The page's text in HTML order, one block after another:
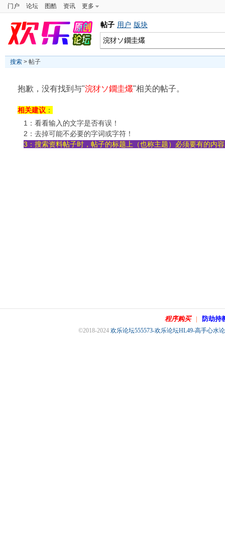
门户 论坛 图酷 资讯 更多
帖子 用户 版块
搜索 > 帖子
抱歉，没有找到与"浣犲ソ鐗圭爜"相关的帖子。
相关建议 ：
1：看看输入的文字是否有误！
2：去掉可能不必要的字词或字符！
3：搜索资料帖子时，帖子的标题上（也称主题）必须要有的内
程序购买 防劫持
©2018-2024 欢乐论坛555573-欢乐论坛HL49-高手心水